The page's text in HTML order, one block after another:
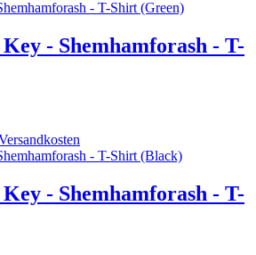
- Shemhamforash - T-
- Shemhamforash - T-